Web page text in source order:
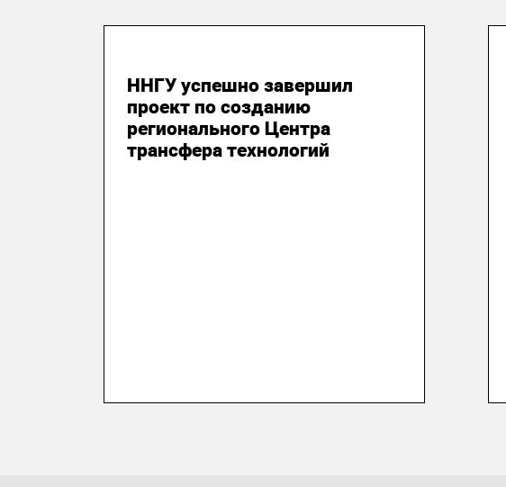
ННГУ успешно завершил
проект по созданию
регионального Центра
трансфера технологий